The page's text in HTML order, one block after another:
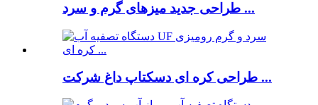
طراحی جدید میزهای گرم و سرد ...
طراحی کره ای دسکتاپ داغ شرکت ...